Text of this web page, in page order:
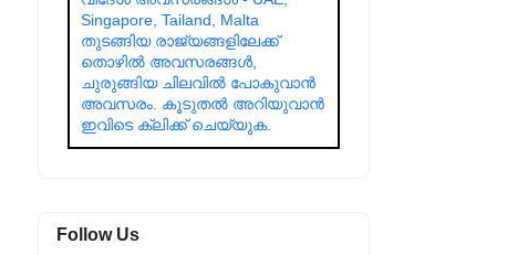
Singapore, Tailand, Malta
തുടങ്ങിയ രാജ്യങ്ങളിലേക്ക്
തൊഴിൽ അവസരങ്ങൾ,
ചുരുങ്ങിയ ചിലവിൽ പോകുവാൻ
അവസരം. കൂടുതൽ അറിയുവാൻ
ഇവിടെ ക്ലിക്ക് ചെയ്യുക.
Follow Us